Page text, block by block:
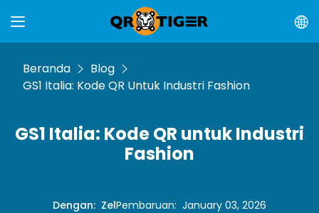
Beranda
Blog
GS1 Italia: Kode QR Untuk Industri Fashion
GS1 Italia: Kode QR untuk Industri
Fashion
Dengan: ZelPembaruan: January 03, 2026